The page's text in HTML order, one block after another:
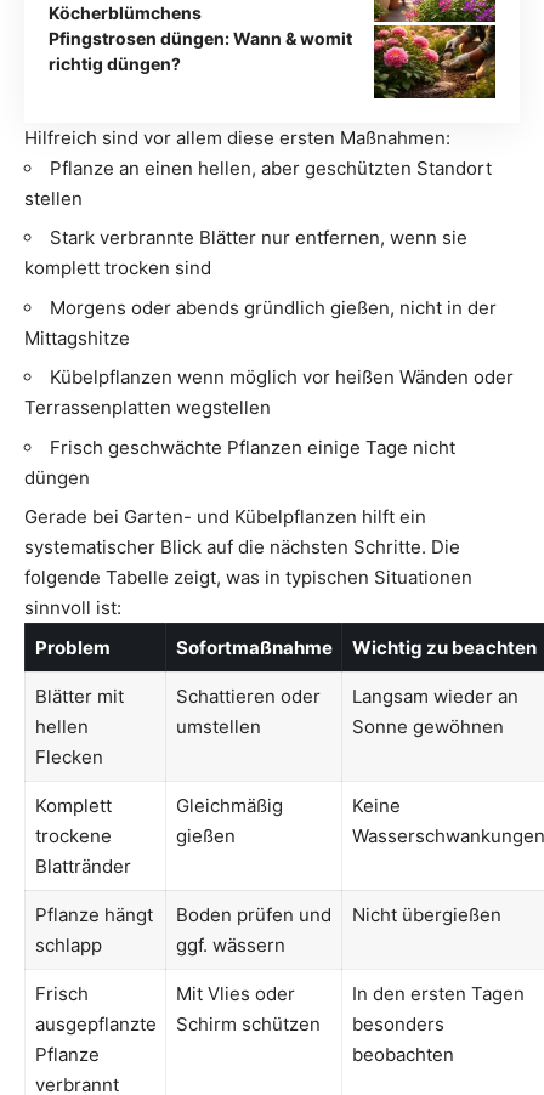
Köcherblümchens
Pfingstrosen düngen: Wann & womit
richtig düngen?
Hilfreich sind vor allem diese ersten Maßnahmen:
Pflanze an einen hellen, aber geschützten Standort
stellen
Stark verbrannte Blätter nur entfernen, wenn sie
komplett trocken sind
Morgens oder abends gründlich gießen, nicht in der
Mittagshitze
Kübelpflanzen wenn möglich vor heißen Wänden oder
Terrassenplatten wegstellen
Frisch geschwächte Pflanzen einige Tage nicht
düngen
Gerade bei Garten- und Kübelpflanzen hilft ein
systematischer Blick auf die nächsten Schritte. Die
folgende Tabelle zeigt, was in typischen Situationen
sinnvoll ist:
Problem
Sofortmaßnahme Wichtig zu beachten
Blätter mit
hellen
Flecken
Schattieren oder
umstellen
Langsam wieder an
Sonne gewöhnen
Komplett
trockene
Blattränder
Gleichmäßig
gießen
Keine
Wasserschwankungen
Pflanze hängt
schlapp
Boden prüfen und
ggf. wässern
Nicht übergießen
Frisch
ausgepflanzte
Pflanze
verbrannt
Mit Vlies oder
Schirm schützen
In den ersten Tagen
besonders
beobachten